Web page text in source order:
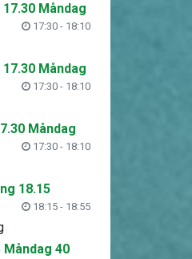
Måndag
17:30 - 18:10
Måndag
17:30 - 18:10
Måndag
17:30 - 18:10
18.15
18:15 - 18:55
40